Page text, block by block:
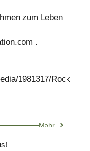
zum Leben
.
1981317/Rock
Mehr